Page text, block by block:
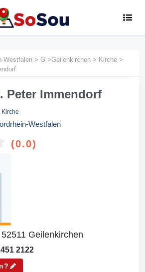
Westfalen > G >Geilenkirchen > Kirche >
Peter Immendorf
Kirche
Westfalen
(0.0)
Geilenkirchen
2122